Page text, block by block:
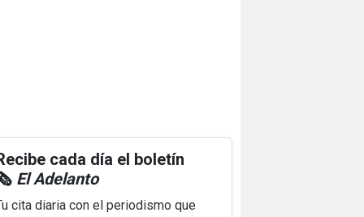
cada día el boletín
El Adelanto
cita diaria con el periodismo que